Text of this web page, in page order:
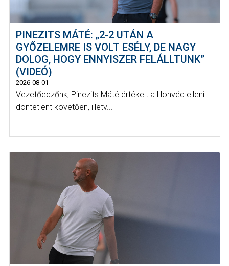
PINEZITS MÁTÉ: „2-2 UTÁN A
GYŐZELEMRE IS VOLT ESÉLY, DE NAGY
DOLOG, HOGY ENNYISZER FELÁLLTUNK”
(VIDEÓ)
2026-08-01
Vezetőedzőnk, Pinezits Máté értékelt a Honvéd elleni
döntetlent követően, illetv...